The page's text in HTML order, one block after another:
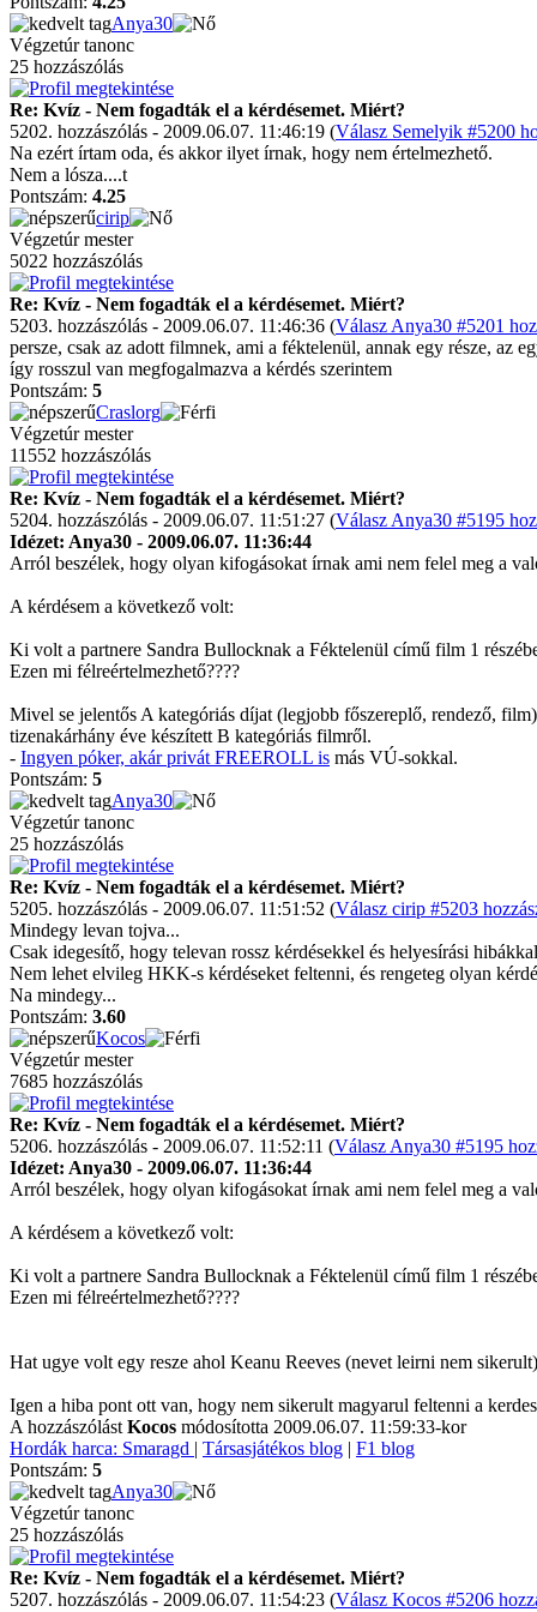
Anya30
Végzetúr tanonc
25 hozzászólás
Re: Kvíz - Nem fogadták el a kérdésemet. Miért?
5202. hozzászólás - 2009.06.07. 11:46:19 (Válasz Semelyik #5200
Na ezért írtam oda, és akkor ilyet írnak, hogy nem értelmezhető.
Nem a lósza....t
Pontszám: 4.25
cirip
Végzetúr mester
5022 hozzászólás
Re: Kvíz - Nem fogadták el a kérdésemet. Miért?
5203. hozzászólás - 2009.06.07. 11:46:36 (Válasz Anya30 #5201
persze, csak az adott filmnek, ami a féktelenül, annak egy része, az
így rosszul van megfogalmazva a kérdés szerintem
Pontszám: 5
Craslorg
Végzetúr mester
11552 hozzászólás
Re: Kvíz - Nem fogadták el a kérdésemet. Miért?
5204. hozzászólás - 2009.06.07. 11:51:27 (Válasz Anya30 #5195
Idézet: Anya30 - 2009.06.07. 11:36:44
Arról beszélek, hogy olyan kifogásokat írnak ami nem felel meg a
A kérdésem a következő volt:
Ki volt a partnere Sandra Bullocknak a Féktelenül című film 1
Ezen mi félreértelmezhető????
Mivel se jelentős A kategóriás díjat (legjobb főszereplő, rendező,
tizenakárhány éve készített B kategóriás filmről.
- Ingyen póker, akár privát FREEROLL is más VÚ-sokkal.
Pontszám: 5
Anya30
Végzetúr tanonc
25 hozzászólás
Re: Kvíz - Nem fogadták el a kérdésemet. Miért?
5205. hozzászólás - 2009.06.07. 11:51:52 (Válasz cirip #5203
Mindegy levan tojva...
Csak idegesítő, hogy televan rossz kérdésekkel és helyesírási
Nem lehet elvileg HKK-s kérdéseket feltenni, és rengeteg olyan
Na mindegy...
Pontszám: 3.60
Kocos
Végzetúr mester
7685 hozzászólás
Re: Kvíz - Nem fogadták el a kérdésemet. Miért?
5206. hozzászólás - 2009.06.07. 11:52:11 (Válasz Anya30 #5195
Idézet: Anya30 - 2009.06.07. 11:36:44
Arról beszélek, hogy olyan kifogásokat írnak ami nem felel meg a
A kérdésem a következő volt:
Ki volt a partnere Sandra Bullocknak a Féktelenül című film 1
Ezen mi félreértelmezhető????
Hat ugye volt egy resze ahol Keanu Reeves (nevet leirni nem
Igen a hiba pont ott van, hogy nem sikerult magyarul feltenni a
A hozzászólást Kocos módosította 2009.06.07. 11:59:33-kor
Hordák harca: Smaragd | Társasjátékos blog | F1 blog
Pontszám: 5
Anya30
Végzetúr tanonc
25 hozzászólás
Re: Kvíz - Nem fogadták el a kérdésemet. Miért?
5207. hozzászólás - 2009.06.07. 11:54:23 (Válasz Kocos #5206